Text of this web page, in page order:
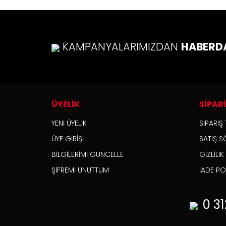
KAMPANYALARIMIZDAN
ÜYELİK
YENİ ÜYELİK
ÜYE GİRİŞİ
BİLGİLERİMİ GÜNCELLE
ŞİFREMİ UNUTTUM
SİPARİŞ
SATIŞ
İADE
0